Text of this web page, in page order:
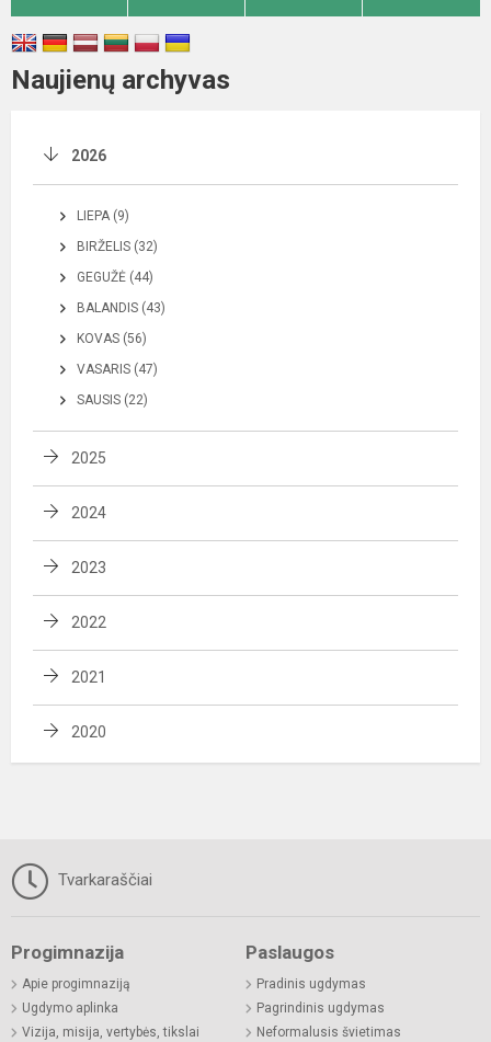
Naujienų archyvas
2026
LIEPA (9)
BIRŽELIS (32)
GEGUŽĖ (44)
BALANDIS (43)
KOVAS (56)
VASARIS (47)
SAUSIS (22)
2025
2024
2023
2022
2021
2020
Tvarkaraščiai
Progimnazija
Apie progimnaziją
Ugdymo aplinka
Vizija, misija, vertybės, tikslai
Paslaugos
Pradinis ugdymas
Pagrindinis ugdymas
Neformalusis švietimas